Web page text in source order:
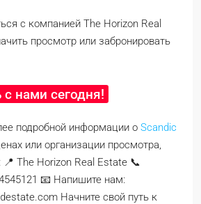
с компанией The Horizon Real
просмотр или забронировать
нами сегодня!
подробной информации о Scandic
или организации просмотра,
The Horizon Real Estate 📞
📧 Напишите нам:
Начните свой путь к